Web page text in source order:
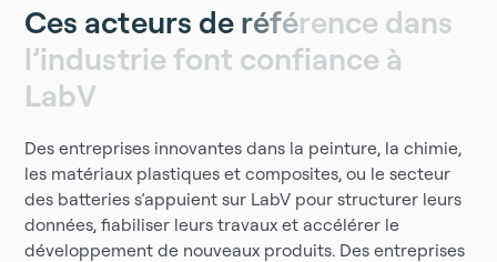
Ces acteurs de référence dans
l’industrie font confiance à
LabV
Des entreprises innovantes dans la peinture, la chimie,
les matériaux plastiques et composites, ou le secteur
des batteries s’appuient sur LabV pour structurer leurs
données, fiabiliser leurs travaux et accélérer le
développement de nouveaux produits. Des entreprises